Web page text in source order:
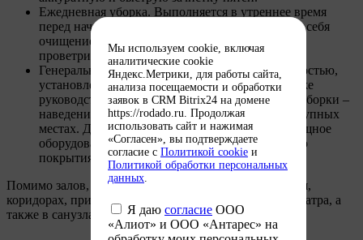
Мы используем cookie, включая
аналитические cookie
Яндекс.Метрики, для работы сайта,
анализа посещаемости и обработки
заявок в CRM Bitrix24 на домене
https://rodado.ru. Продолжая
использовать сайт и нажимая
«Согласен», вы подтверждаете
согласие с Политикой cookie и
Политикой обработки персональных
данных
Я даю согласие ООО
«Алиот» и ООО «Антарес» на
Ежедневная уборка. Выполняется в утреннее время
перед началом работы кинотеатра и включает в себя
очищение всех поверхностей, обеспыливание,
проветривание, дезинфекцию.
Генеральная уборка. Выполняется с периодичностью,
установленной санитарными правилами, а также
руководством развлекательного объекта. Цель уборки –
наведение чистоты, в том числе и в труднодоступных
местах. Для этого применяется специальное мощное
оборудование для глубокой очистки напольного
покрытия и мебели.
Помимо залов, проводится клининг в залах ожидания,
коридорах, прикассовой зоне, в кафе или баре кинотеатра, а
также в санузлах.